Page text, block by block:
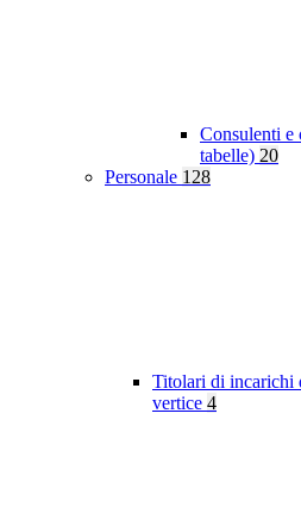
Consulenti e
tabelle) 20
Personale 128
Titolari di incarichi
vertice 4